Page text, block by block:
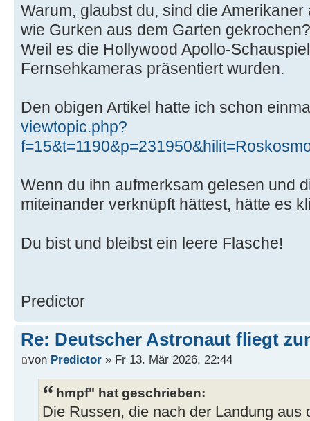
Warum, glaubst du, sind die
wie Gurken aus dem Garten gekrochen?
Weil es die Hollywood Apollo-
Fernsehkameras präsentiert wurden.
Den obigen Artikel hatte ich schon
viewtopic.php?
Wenn du ihn aufmerksam gelesen und
miteinander verknüpft hättest, hätte es
Du bist und bleibst ein leere Flasche!
Predictor
Re: Deutscher Astronaut fliegt
von Predictor » Fr 13. Mär 2026, 22:44
hmpf" hat geschrieben:
Die Russen, die nach der Landung aus